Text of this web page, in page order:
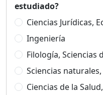
estudiado?
Ciencias Jurídicas,
Ingeniería
Filología, Sciencias
Sciencias
Ciencias de la